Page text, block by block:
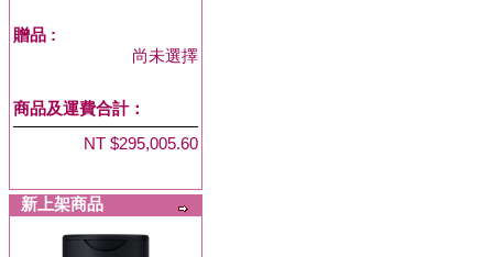
贈品 :
尚未選擇
商品及運費合計：
NT $295,005.60
新上架商品